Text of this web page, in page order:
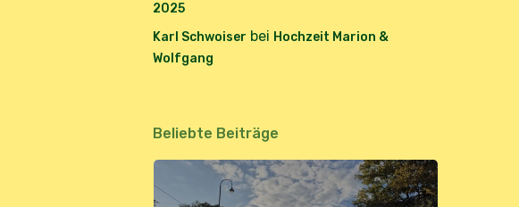
2025
Karl Schwoiser bei Hochzeit Marion &
Wolfgang
Beliebte Beiträge